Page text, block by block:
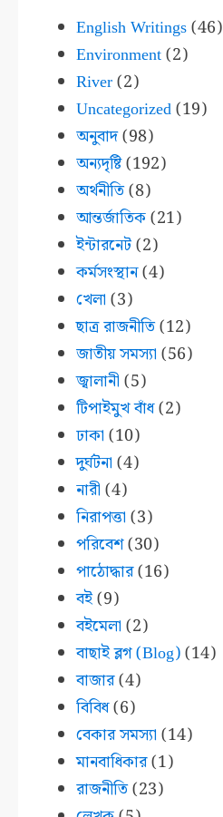
English Writings(46)
Environment(2)
River(2)
Uncategorized(19)
অনুবাদ(98)
অন্যদৃষ্টি(192)
অর্থনীতি(8)
আন্তর্জাতিক(21)
ইন্টারনেট(2)
কর্মসংস্থান(4)
খেলা (3)
ছাত্র রাজনীতি(12)
জাতীয় সমস্যা (56)
জ্বালানী (5)
টিপাইমুখ বাঁধ(2)
ঢাকা (10)
দুর্ঘটনা (4)
নারী (4)
নিরাপত্তা (3)
পরিবেশ(30)
পাঠোদ্ধার(16)
বই(9)
বইমেলা (2)
বাছাই ব্লগ (Blog)(14)
বাজার(4)
বিবিধ(6)
বেকার সমস্যা (14)
মানবাধিকার(1)
রাজনীতি(23)